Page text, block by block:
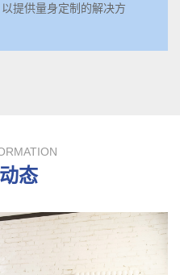
提供量身定制的解决方
态